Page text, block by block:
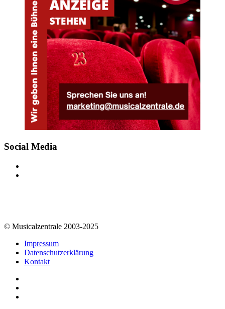
Social Media
© Musicalzentrale 2003-2025
Impressum
Datenschutzerklärung
Kontakt